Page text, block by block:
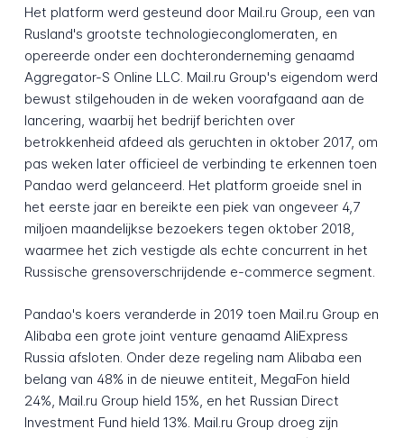
Het platform werd gesteund door Mail.ru Group, een van
Rusland's grootste technologieconglomeraten, en
opereerde onder een dochteronderneming genaamd
Aggregator-S Online LLC. Mail.ru Group's eigendom werd
bewust stilgehouden in de weken voorafgaand aan de
lancering, waarbij het bedrijf berichten over
betrokkenheid afdeed als geruchten in oktober 2017, om
pas weken later officieel de verbinding te erkennen toen
Pandao werd gelanceerd. Het platform groeide snel in
het eerste jaar en bereikte een piek van ongeveer 4,7
miljoen maandelijkse bezoekers tegen oktober 2018,
waarmee het zich vestigde als echte concurrent in het
Russische grensoverschrijdende e-commerce segment.
Pandao's koers veranderde in 2019 toen Mail.ru Group en
Alibaba een grote joint venture genaamd AliExpress
Russia afsloten. Onder deze regeling nam Alibaba een
belang van 48% in de nieuwe entiteit, MegaFon hield
24%, Mail.ru Group hield 15%, en het Russian Direct
Investment Fund hield 13%. Mail.ru Group droeg zijn